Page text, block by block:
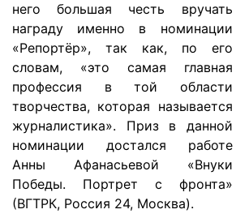
него большая честь вручать
награду именно в номинации
«Репортёр», так как, по его
словам, «это самая главная
профессия в той области
творчества, которая называется
журналистика». Приз в данной
номинации достался работе
Анны Афанасьевой «Внуки
Победы. Портрет с фронта»
(ВГТРК, Россия 24, Москва).